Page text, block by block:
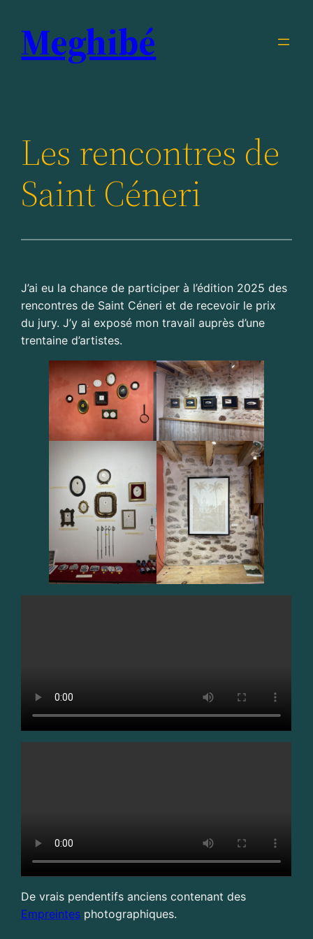
contenu
Meghibé
Les rencontres de
Saint Céneri
J’ai eu la chance de participer à l’édition 2025 des
rencontres de Saint Céneri et de recevoir le prix
du jury. J’y ai exposé mon travail auprès d’une
trentaine d’artistes.
De vrais pendentifs anciens contenant des
Empreintes photographiques.